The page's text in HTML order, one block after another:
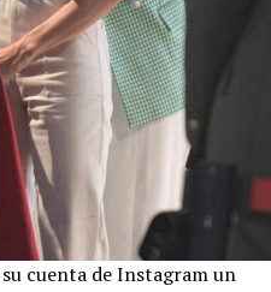
cuenta de Instagram un